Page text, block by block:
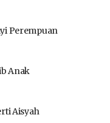
Perempuan
Anak
Aisyah